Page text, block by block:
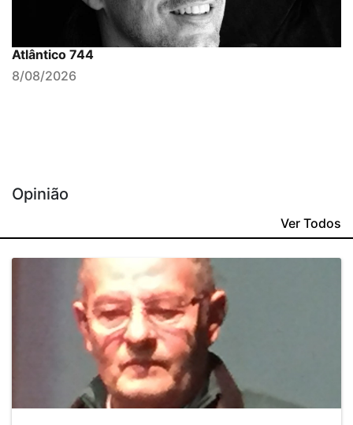
Atlântico 744
8/08/2026
Opinião
Ver Todos